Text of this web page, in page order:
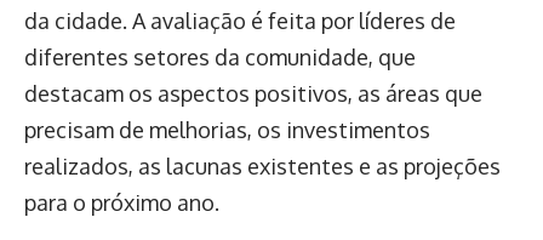
da cidade. A avaliação é feita por líderes de
diferentes setores da comunidade, que
destacam os aspectos positivos, as áreas que
precisam de melhorias, os investimentos
realizados, as lacunas existentes e as projeções
para o próximo ano.